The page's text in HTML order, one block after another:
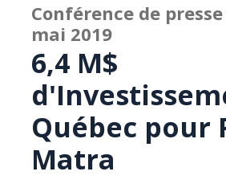
Conférence de
mai 2019
6,4 M$
Québec pour
Matra